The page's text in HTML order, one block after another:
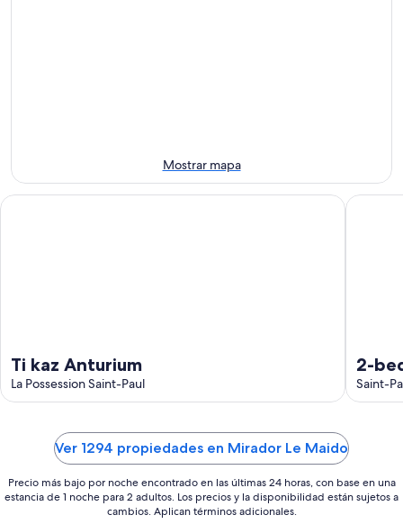
10
ago
14
ago
Mostrar mapa
Ti kaz Anturium
La Possession Saint-Paul
Ti kaz Anturium
2-
pool
Saint-
2-
Ver 1294 propiedades en Mirador Le Maido
Precio más bajo por noche encontrado en las últimas 24 horas, con base en una
estancia de 1 noche para 2 adultos. Los precios y la disponibilidad están sujetos a
cambios. Aplican términos adicionales.